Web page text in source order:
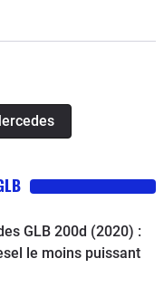
GLB 200d (2020) :
le moins puissant